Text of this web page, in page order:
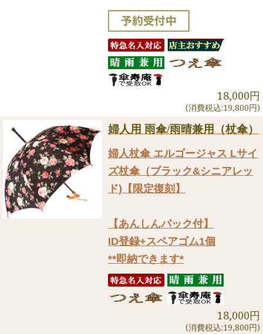
18,000円
(消費税込:19,800円)
婦人用 雨傘/雨晴兼用（杖傘）
婦人杖傘 エルゴージャス Lサイ
ズ杖傘（ブラック&シニアレッ
ド)【限定復刻】
【あんしんパック付】
ID登録+スペアゴム1個
**即納できます*
18,000円
(消費税込:19,800円)